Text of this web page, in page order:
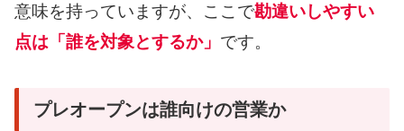
意味を持っていますが、ここで勘違いしやすい
点は「誰を対象とするか」 です。
プレオープンは誰向けの営業か